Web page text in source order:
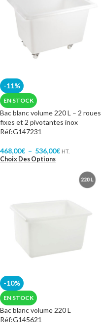
-11%
EN STOCK
Bac blanc volume 220 L – 2 roues
fixes et 2 pivotantes inox
Réf:G147231
468,00€ – 536,00€ HT.
Choix Des Options
-10%
EN STOCK
Bac blanc volume 220 L
Réf:G145621